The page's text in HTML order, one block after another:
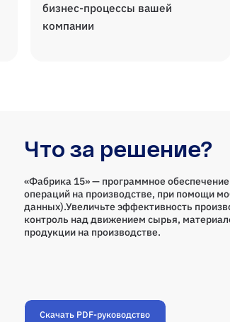
бизнес-процессы вашей
компании
Что за решение?
«Фабрика 15» — программное
операций на производстве, при помощи
данных).Увеличьте эффективность
контроль над движением сырья,
продукции на производстве.
Скачать PDF-руководство